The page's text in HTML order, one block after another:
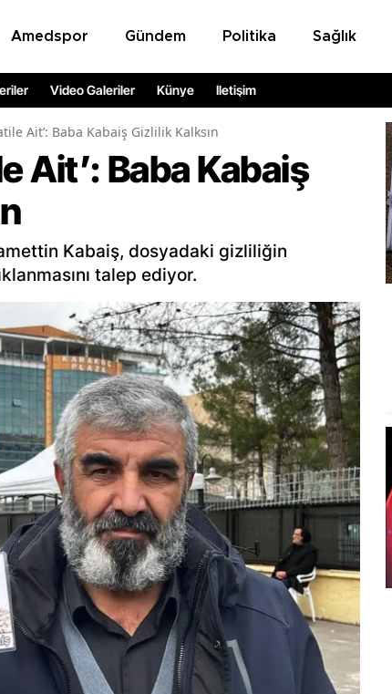
Amedspor Gündem Politika Sağlık
Video Galeriler Künye İletişim
Ait’: Baba Kabaiş Gizlilik Kalksın
Ait’: Baba Kabaiş
Kabaiş, dosyadaki gizliliğin
talep ediyor.